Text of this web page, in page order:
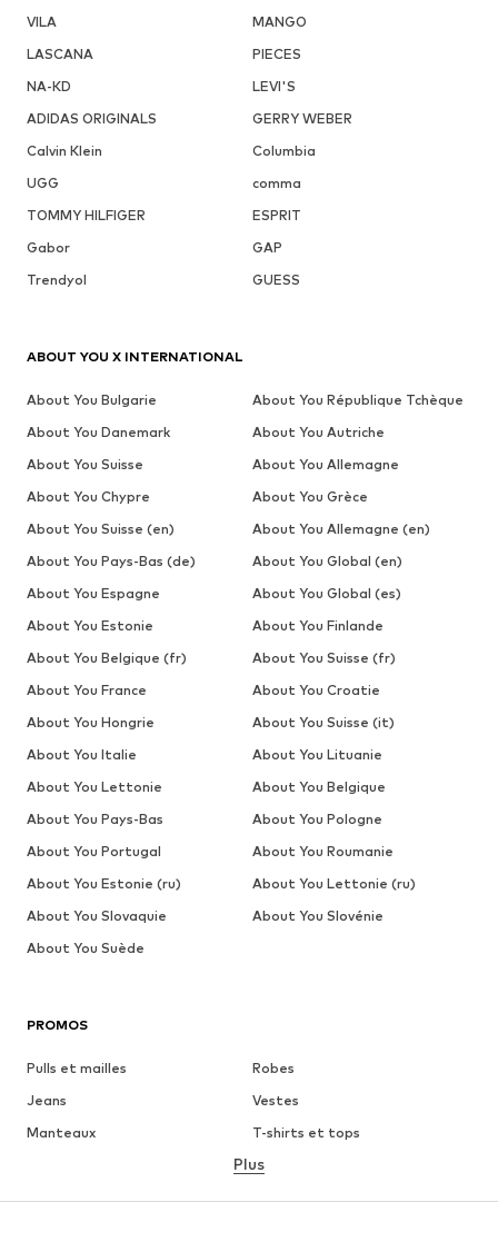
VILA
MANGO
LASCANA
PIECES
NA-KD
LEVI'S
ADIDAS ORIGINALS
GERRY WEBER
Calvin Klein
Columbia
UGG
comma
TOMMY HILFIGER
ESPRIT
Gabor
GAP
Trendyol
GUESS
PROMOS
Pulls et mailles
Robes
Jeans
Vestes
Manteaux
T-shirts et tops
Lingerie
Jupes
Blouses et tuniques
Plus
ABOUT YOU X INTERNATIONAL
About You Bulgarie
About You République Tchèque
About You Danemark
About You Autriche
About You Suisse
About You Allemagne
About You Chypre
About You Grèce
About You Suisse (en)
About You Allemagne (en)
About You Pays-Bas (de)
About You Global (en)
About You Espagne
About You Global (es)
About You Estonie
About You Finlande
About You Belgique (fr)
About You Suisse (fr)
About You France
About You Croatie
About You Hongrie
About You Suisse (it)
About You Italie
About You Lituanie
About You Lettonie
About You Belgique
About You Pays-Bas
About You Pologne
About You Portugal
About You Roumanie
About You Estonie (ru)
About You Lettonie (ru)
About You Slovaquie
About You Slovénie
About You Suède